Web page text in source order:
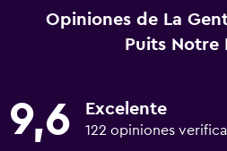
Opiniones de La
Puits Notre
9,6 Excelente
122 opiniones